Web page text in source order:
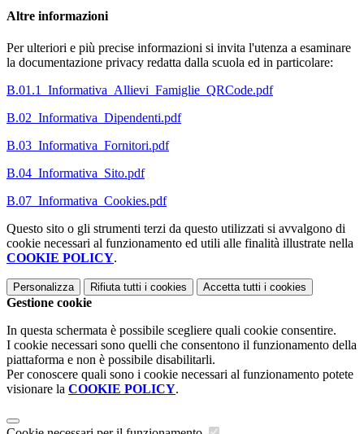
Altre informazioni
Per ulteriori e più precise informazioni si invita l'utenza a esaminare
la documentazione privacy redatta dalla scuola ed in particolare:
B.01.1_Informativa_Allievi_Famiglie_QRCode.pdf
B.02_Informativa_Dipendenti.pdf
B.03_Informativa_Fornitori.pdf
B.04_Informativa_Sito.pdf
B.07_Informativa_Cookies.pdf
Questo sito o gli strumenti terzi da questo utilizzati si avvalgono di
cookie necessari al funzionamento ed utili alle finalità illustrate nella
COOKIE POLICY.
Personalizza Rifiuta tutti i cookies Accetta tutti i cookies
Gestione cookie
In questa schermata è possibile scegliere quali cookie consentire.
I cookie necessari sono quelli che consentono il funzionamento della
piattaforma e non è possibile disabilitarli.
Per conoscere quali sono i cookie necessari al funzionamento potete
visionare la COOKIE POLICY.